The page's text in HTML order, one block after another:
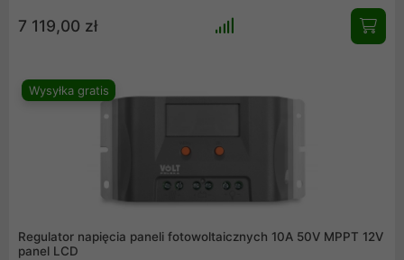
dołączył do grona czołowych producentów paneli słonecznych
na świecie. Model ten oferuje moc 475W/p. Seria Pure Black
7 119,00 zł
Wysyłka gratis
Regulator napięcia paneli fotowoltaicznych 10A 50V MPPT 12V
panel LCD